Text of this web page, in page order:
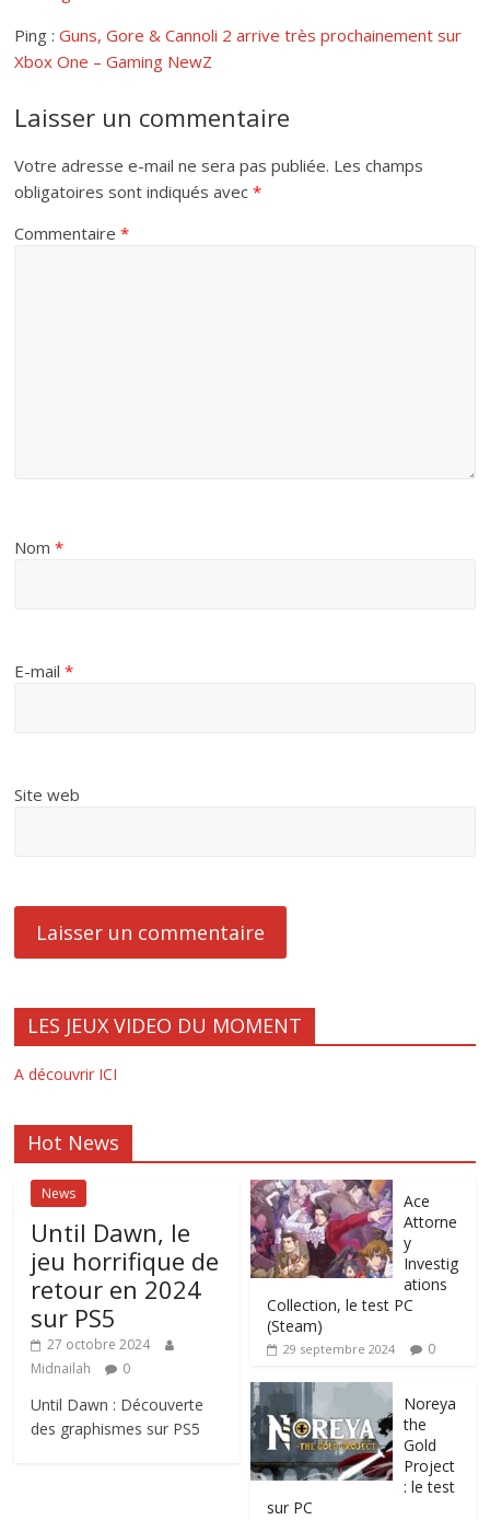
Ping :Guns, Gore & Cannoli 2 arrive très prochainement sur
Xbox One – Gaming NewZ
Laisser un commentaire
Votre adresse e-mail ne sera pas publiée. Les champs
obligatoires sont indiqués avec*
Commentaire*
Nom*
E-mail*
Site web
LES JEUX VIDEO DU MOMENT
A découvrir ICI
Hot News
News
Until Dawn, le
jeu horrifique de
retour en 2024
sur PS5
27 octobre 2024
Midnailah
0
Until Dawn : Découverte
des graphismes sur PS5
Ace
Attorne
y
Investig
ations
Collection, le test PC
(Steam)
29 septembre 2024 0
Noreya
the
Gold
Project
: le test
sur PC